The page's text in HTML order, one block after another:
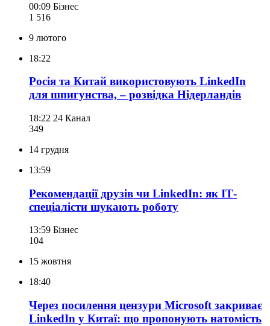
00:09 Бізнес
1 516
9 лютого
18:22
Росія та Китай використовують LinkedIn
для шпигунства, – розвідка Нідерландів
18:22 24 Канал
349
14 грудня
13:59
Рекомендації друзів чи LinkedIn: як ІТ-
спеціалісти шукають роботу
13:59 Бізнес
104
15 жовтня
18:40
Через посилення цензури Microsoft закриває
LinkedIn у Китаї: що пропонують натомість